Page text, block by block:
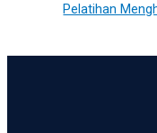
Pelatihan